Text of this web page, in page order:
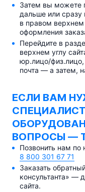
Затем вы можете
дальше или сразу
в правом верхнем
оформления
Перейдите в
верхнем углу
юр.лицо/
почта — а затем,
ЕСЛИ ВАМ
ВОПРОСЫ —
Позвонить нам по
8 800 301 67 71
Заказать
консультанта» —
сайта.